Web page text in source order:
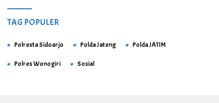
TAG POPULER
Polresta Sidoarjo Polda Jateng Polda JATIM
Polres Wonogiri Sosial